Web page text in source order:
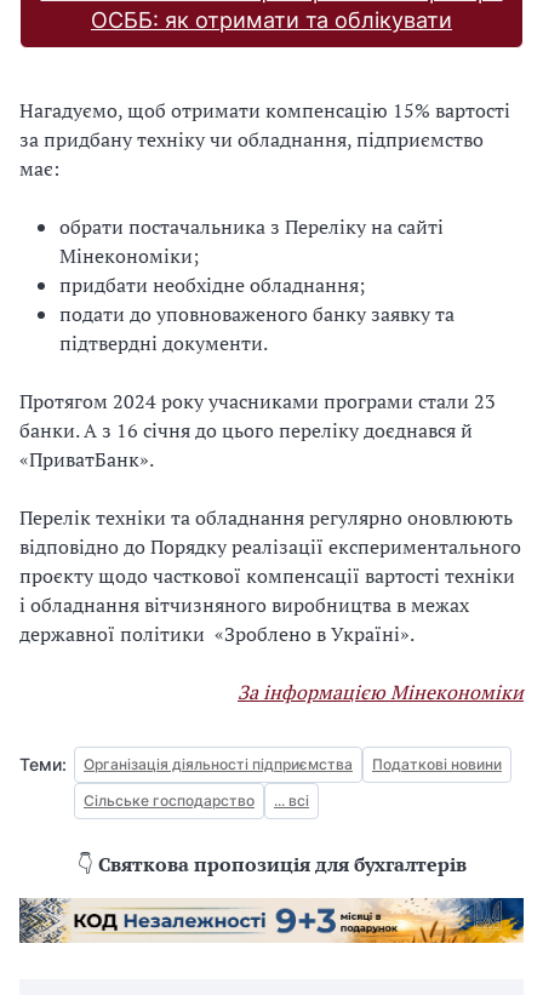
ОСББ: як отримати та облікувати
Нагадуємо, щоб отримати компенсацію 15% вартості
за придбану техніку чи обладнання, підприємство
має:
обрати постачальника з Переліку на сайті
Мінекономіки;
придбати необхідне обладнання;
подати до уповноваженого банку заявку та
підтвердні документи.
Протягом 2024 року учасниками програми стали 23
банки. А з 16 січня до цього переліку доєднався й
«ПриватБанк».
Перелік техніки та обладнання регулярно оновлюють
відповідно до Порядку реалізації експериментального
проєкту щодо часткової компенсації вартості техніки
і обладнання вітчизняного виробництва в межах
державної політики «Зроблено в Україні».
За інформацією Мінекономіки
Теми: Організація діяльності підприємства
Податкові новини
Сільське господарство
... всі
👇 Святкова пропозиція для бухгалтерів